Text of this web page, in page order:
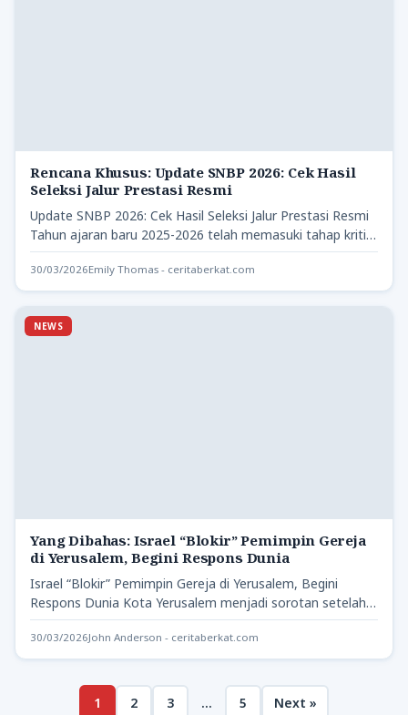
Rencana Khusus: Update SNBP 2026: Cek Hasil
Seleksi Jalur Prestasi Resmi
Update SNBP 2026: Cek Hasil Seleksi Jalur Prestasi Resmi
Tahun ajaran baru 2025-2026 telah memasuki tahap kritis
bagi…
30/03/2026Emily Thomas - ceritaberkat.com
NEWS
Yang Dibahas: Israel “Blokir” Pemimpin Gereja
di Yerusalem, Begini Respons Dunia
Israel “Blokir” Pemimpin Gereja di Yerusalem, Begini
Respons Dunia Kota Yerusalem menjadi sorotan setelah
pihak kepolisian Israel menghalangi…
30/03/2026John Anderson - ceritaberkat.com
1 2 3 … 5 Next »